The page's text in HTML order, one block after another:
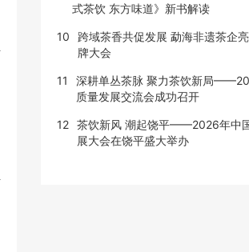
式茶饮 东方味道》新书解读
10
跨域茶香共促发展 勐海非遗茶企
牌大会
11
深耕单丛茶脉 聚力茶饮新局
质量发展交流会成功召开
12 茶饮新风 潮起饶平——2026年中
展大会在饶平盛大举办